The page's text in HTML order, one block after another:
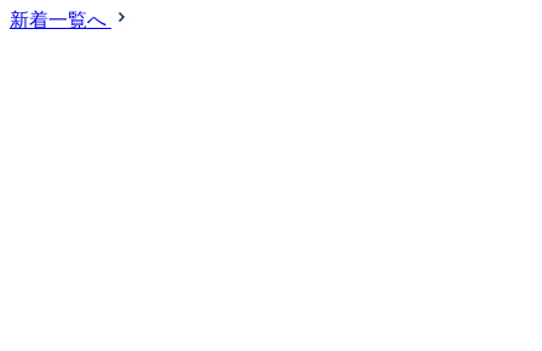
新着一覧へ